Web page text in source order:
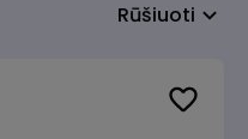
Rūšiuoti